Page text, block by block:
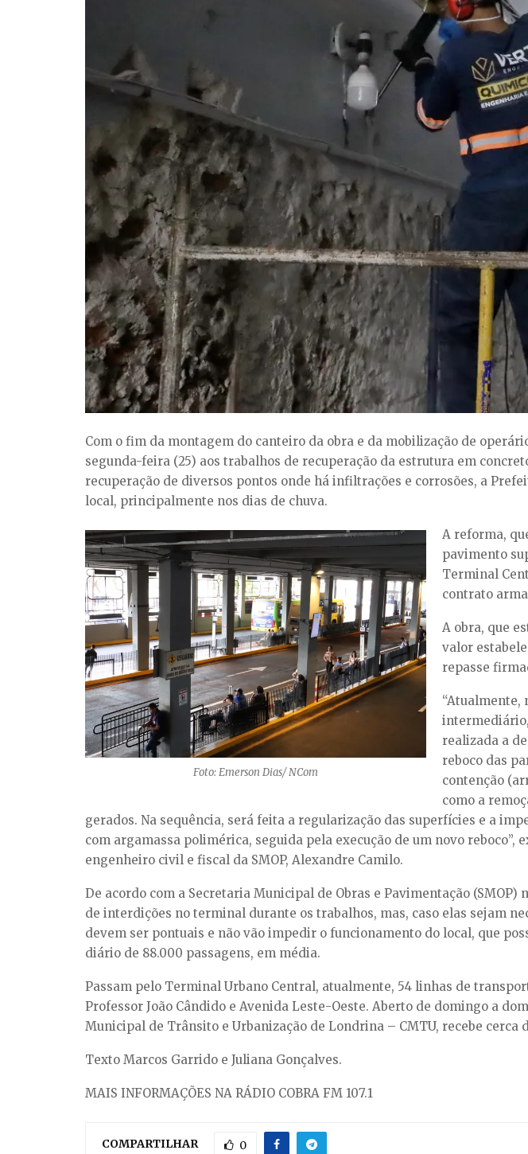
Com o fim da montagem do canteiro da obra e da mobilização de
segunda-feira (25) aos trabalhos de recuperação da estrutura em
recuperação de diversos pontos onde há infiltrações e corrosões, a
local, principalmente nos dias de chuva.
Foto: Emerson Dias/ NCom
A reforma,
pavimento
Terminal
contrato
A obra, que
valor
repasse
“Atualmente,
realizada a
reboco das
contenção
como a
gerados. Na sequência, será feita a regularização das superfícies e a
com argamassa polimérica, seguida pela execução de um novo reboco”,
engenheiro civil e fiscal da SMOP, Alexandre Camilo.
De acordo com a Secretaria Municipal de Obras e Pavimentação (SMOP)
de interdições no terminal durante os trabalhos, mas, caso elas sejam
devem ser pontuais e não vão impedir o funcionamento do local, que
diário de 88.000 passagens, em média.
Passam pelo Terminal Urbano Central, atualmente, 54 linhas de
Professor João Cândido e Avenida Leste-Oeste. Aberto de domingo a
Municipal de Trânsito e Urbanização de Londrina – CMTU, recebe cerca
Texto Marcos Garrido e Juliana Gonçalves.
MAIS INFORMAÇÕES NA RÁDIO COBRA FM 107.1
COMPARTILHAR 0